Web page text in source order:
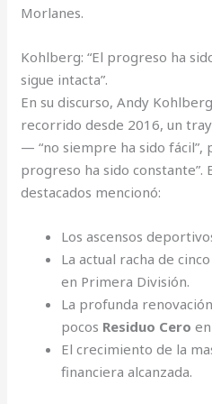
Morlanes.
Kohlberg: “El progreso ha
sigue intacta”.
En su discurso, Andy
recorrido desde 2016, un
— “no siempre ha sido fácil”,
progreso ha sido constante”.
destacados mencionó:
Los ascensos
La actual racha de
en Primera División.
La profunda
pocos Residuo Cero
El crecimiento de la
financiera alcanzada.